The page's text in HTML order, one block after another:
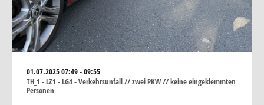
01.07.202507:49 - 09:55
TH_1 - LZ1 - LG4 - Verkehrsunfall // zwei PKW // keine eingeklemmten
Personen